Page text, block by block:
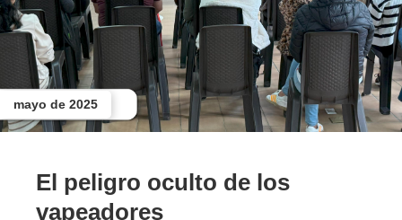
mayo de 2025
El peligro oculto de los
vapeadores